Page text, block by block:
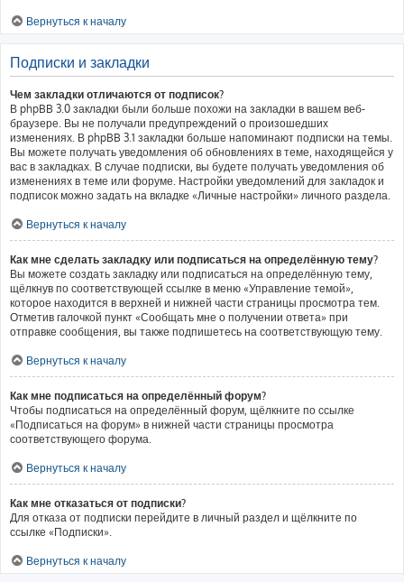
Вернуться к началу
Подписки и закладки
Чем закладки отличаются от подписок?
В phpBB 3.0 закладки были больше похожи на закладки в вашем веб-
браузере. Вы не получали предупреждений о произошедших
изменениях. В phpBB 3.1 закладки больше напоминают подписки на темы.
Вы можете получать уведомления об обновлениях в теме, находящейся у
вас в закладках. В случае подписки, вы будете получать уведомления об
изменениях в теме или форуме. Настройки уведомлений для закладок и
подписок можно задать на вкладке «Личные настройки» личного раздела.
Вернуться к началу
Как мне сделать закладку или подписаться на определённую тему?
Вы можете создать закладку или подписаться на определённую тему,
щёлкнув по соответствующей ссылке в меню «Управление темой»,
которое находится в верхней и нижней части страницы просмотра тем.
Отметив галочкой пункт «Сообщать мне о получении ответа» при
отправке сообщения, вы также подпишетесь на соответствующую тему.
Вернуться к началу
Как мне подписаться на определённый форум?
Чтобы подписаться на определённый форум, щёлкните по ссылке
«Подписаться на форум» в нижней части страницы просмотра
соответствующего форума.
Вернуться к началу
Как мне отказаться от подписки?
Для отказа от подписки перейдите в личный раздел и щёлкните по
ссылке «Подписки».
Вернуться к началу